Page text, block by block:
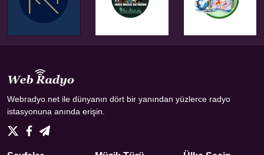
Webradyo.net ile dünyanın dört bir yanından yüzlerce radyo
istasyonuna anında erişin.